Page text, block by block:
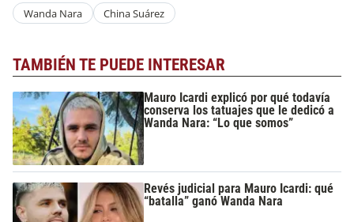
Wanda Nara China Suárez
TAMBIÉN TE PUEDE INTERESAR
Mauro Icardi explicó por qué todavía
conserva los tatuajes que le dedicó a
Wanda Nara: “Lo que somos”
Revés judicial para Mauro Icardi: qué
“batalla” ganó Wanda Nara